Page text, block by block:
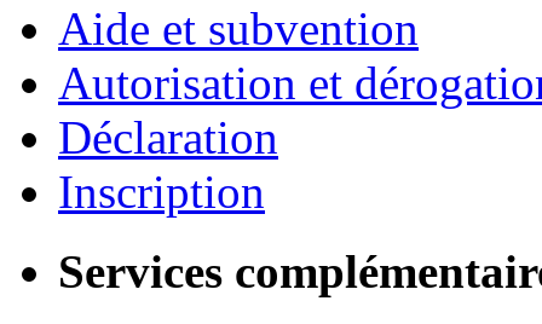
Aide et subvention
Autorisation et
Déclaration
Inscription
Services